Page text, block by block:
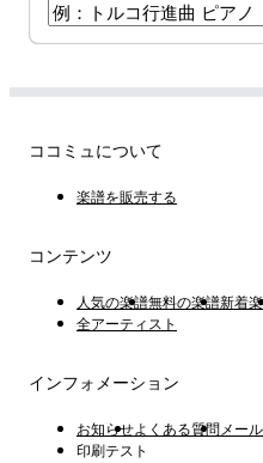
ココミュについて
楽譜を販売する
コンテンツ
人気の楽譜無料の楽譜新着
全アーティスト
インフォメーション
お知らせよくある質問 メー
印刷テスト